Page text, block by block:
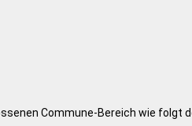
Commune-Bereich wie folgt